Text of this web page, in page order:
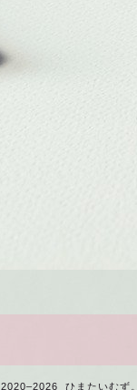
2020–2026 ひまたいむず。